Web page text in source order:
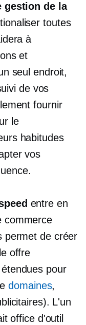
gestion de la
toutes
à
et
seul endroit,
de vos
fournir
le
habitudes
vos
entre en
commerce
permet de créer
offre
pour
domaines,
L'un
office d'outil